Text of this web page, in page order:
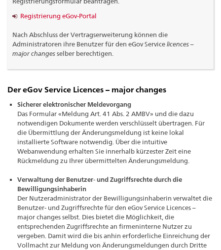
Registrierung eGov-Portal
Nach Abschluss der Vertragserweiterung können die
Administratoren ihre Benutzer für den eGov Servicelicences –
major changesselber berechtigen.
Der eGov Service Licences – major changes
Sicherer elektronischer Meldevorgang
Das Formular «Meldung Art. 41 Abs. 2 AMBV» und die dazu
notwendigen Dokumente werden verschlüsselt übertragen. Für
die Übermittlung der Änderungsmeldung ist keine lokal
installierte Software notwendig. Über die intuitive
Webanwendung erhalten Sie innerhalb kürzester Zeit eine
Rückmeldung zu Ihrer übermittelten Änderungsmeldung.
Verwaltung der Benutzer- und Zugriffsrechte durch die
Bewilligungsinhaberin
Der Nutzeradministrator der Bewilligungsinhaberin verwaltet die
Benutzer- und Zugriffsrechte für den eGov Service Licences –
major changes selbst. Dies bietet die Möglichkeit, die
entsprechenden Zugriffsrechte an firmeninterne Nutzer zu
vergeben. Damit wird die bis anhin erforderliche Einreichung der
Vollmacht zur Meldung von Änderungsmeldungen durch Dritte